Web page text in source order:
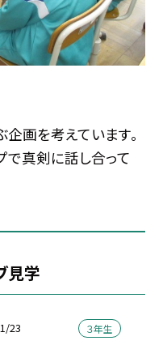
画を考えています。
で真剣に話し合って
見学
23 ３年生